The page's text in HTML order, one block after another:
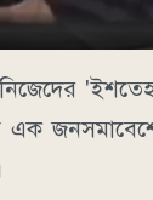
এক